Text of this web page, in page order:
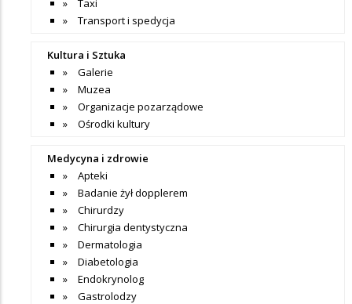
Taxi
Transport i spedycja
Kultura i Sztuka
Galerie
Muzea
Organizacje pozarządowe
Ośrodki kultury
Medycyna i zdrowie
Apteki
Badanie żył dopplerem
Chirurdzy
Chirurgia dentystyczna
Dermatologia
Diabetologia
Endokrynolog
Gastrolodzy